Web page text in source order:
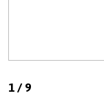
1/ 9